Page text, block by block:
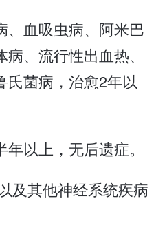
、血吸虫病、阿米巴
、流行性出血热、
氏菌病，治愈2年以
年以上，无后遗症。
及其他神经系统疾病